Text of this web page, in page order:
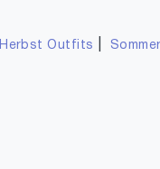
Herbst Outfits